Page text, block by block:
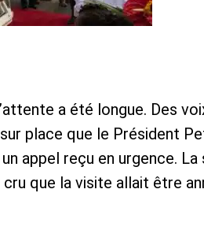
a été longue. Des
place que le Président
appel reçu en urgence.
que la visite allait être